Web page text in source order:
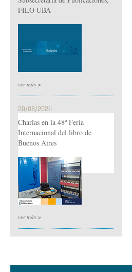
FILO UBA
ver más >
20/08/2024
Charlas en la 48º Feria
Internacional del libro de
Buenos Aires
ver más >